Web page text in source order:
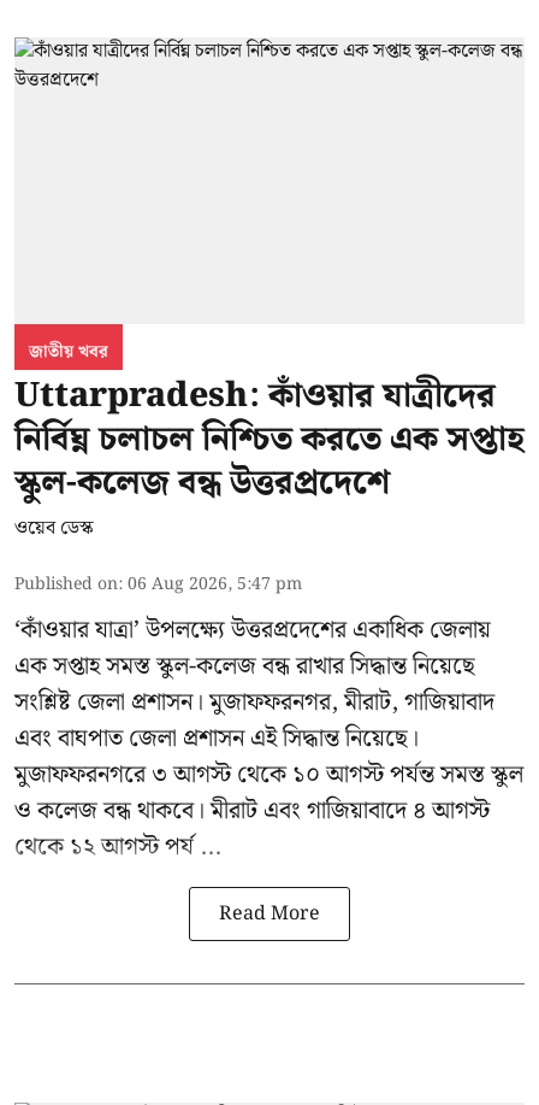
জাতীয় খবর
Uttarpradesh: কাঁওয়ার যাত্রীদের
নির্বিঘ্ন চলাচল নিশ্চিত করতে এক সপ্তাহ
স্কুল-কলেজ বন্ধ উত্তরপ্রদেশে
ওয়েব ডেস্ক
Published on:06 Aug 2026, 5:47 pm
‘কাঁওয়ার যাত্রা’উপলক্ষ্যে উত্তরপ্রদেশের একাধিক জেলায়
এক সপ্তাহ সমস্ত স্কুল-কলেজ বন্ধ রাখার সিদ্ধান্ত নিয়েছে
সংশ্লিষ্ট জেলা প্রশাসন। মুজাফফরনগর, মীরাট, গাজিয়াবাদ
এবং বাঘপাত জেলা প্রশাসন এই সিদ্ধান্ত নিয়েছে।
মুজাফফরনগরে ৩ আগস্ট থেকে ১০ আগস্ট পর্যন্ত সমস্ত স্কুল
ও কলেজ বন্ধ থাকবে। মীরাট এবং গাজিয়াবাদে ৪ আগস্ট
থেকে ১২ আগস্ট পর্য ...
Read More